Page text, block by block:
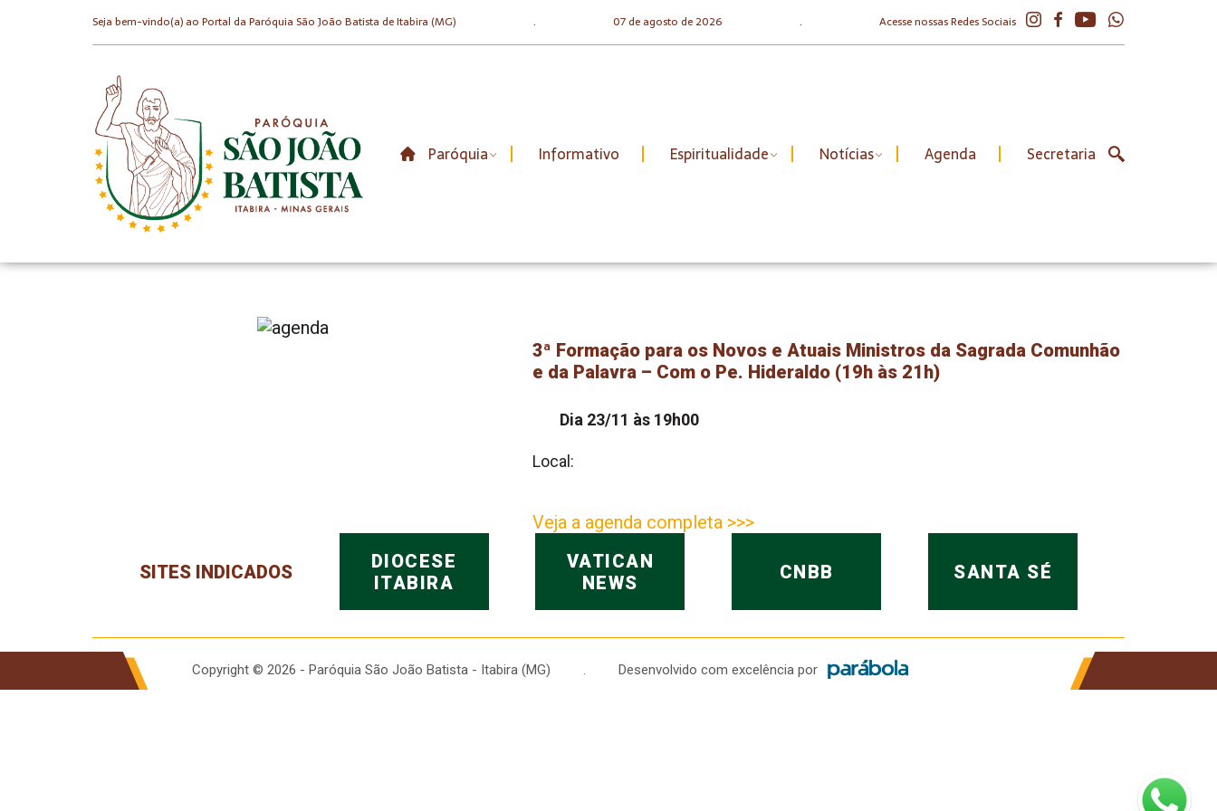
Seja bem-vindo(a) ao Portal da Paróquia São João Batista de Itabira (MG) . 07 de agosto de 2026 . Acesse nossas Redes Sociais
Paróquia Informativo Espiritualidade Notícias Agenda Secretaria
3ª Formação para os Novos e Atuais Ministros da Sagrada Comunhão
e da Palavra – Com o Pe. Hideraldo (19h às 21h)
Dia 23/11 às 19h00
Local:
Veja a agenda completa >>>
SITES INDICADOS
DIOCESE
ITABIRA
VATICAN
NEWS
CNBB SANTA SÉ
Copyright © 2026 - Paróquia São João Batista - Itabira (MG) . Desenvolvido com excelência por